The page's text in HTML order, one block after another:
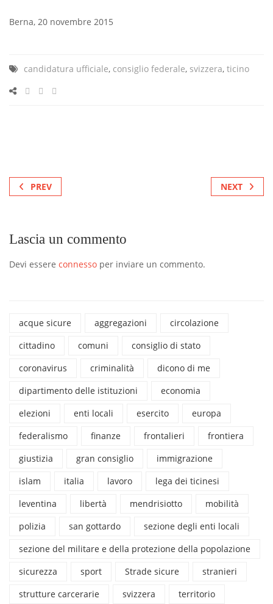
Berna, 20 novembre 2015
candidatura ufficiale, consiglio federale, svizzera, ticino
PREV NEXT
Lascia un commento
Devi essere connesso per inviare un commento.
acque sicure aggregazioni
circolazione
cittadino
comuni
consiglio di stato
coronavirus
criminalità
dicono di me
dipartimento delle istituzioni
economia
elezioni
enti locali esercito
europa
federalismo
finanze frontalieri
frontiera
giustizia
gran consiglio
immigrazione
islam
italia lavoro
lega dei ticinesi
leventina
libertà mendrisiotto
mobilità
polizia
san gottardo
sezione degli enti locali
sezione del militare e della protezione della popolazione
sicurezza
sport Strade sicure
stranieri
strutture carcerarie
svizzera
territorio